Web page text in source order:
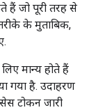
हैं जो पूरी तरह से
के मुताबिक,
मान्य होते हैं
गया है. उदाहरण
टोकन जारी